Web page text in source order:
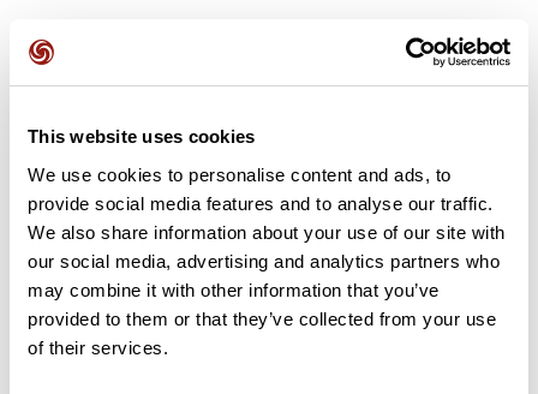
This website uses cookies
We use cookies to personalise content and ads, to
provide social media features and to analyse our traffic.
We also share information about your use of our site with
our social media, advertising and analytics partners who
may combine it with other information that you’ve
provided to them or that they’ve collected from your use
of their services.
Avis des utilisateurs
Soyez le premier à ajouter un avis !
Ajouter un avis
Résumé